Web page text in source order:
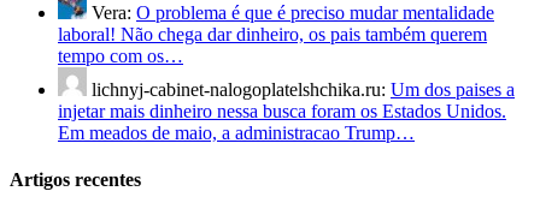
Vera: O problema é que é preciso mudar mentalidade
laboral! Não chega dar dinheiro, os pais também querem
tempo com os…
lichnyj-cabinet-nalogoplatelshchika.ru: Um dos paises a
injetar mais dinheiro nessa busca foram os Estados Unidos.
Em meados de maio, a administracao Trump…
Artigos recentes